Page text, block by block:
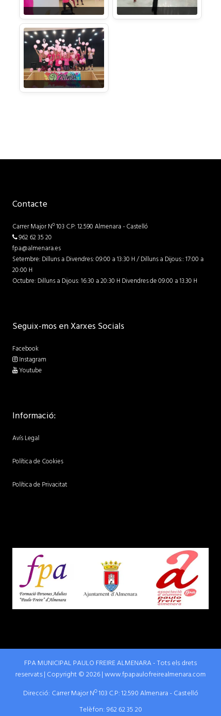
Contacte
Carrer Major Nº 103 C.P: 12.590 Almenara - Castelló
962 62 35 20
fpa@almenara.es
Setembre: Dilluns a Divendres: 09:00 a 13:30 H / Dilluns a Dijous:: 17:00 a
20:00 H
Octubre: Dilluns a Dijous: 16:30 a 20:30 H Divendres de 09:00 a 13.30 H
Seguix-mos en Xarxes Socials
Facebook
Instagram
Youtube
Informació:
Avís Legal
Política de Cookies
Política de Privacitat
FPA MUNICIPAL PAULO FREIRE ALMENARA - Tots els drets
reservats | Copyright © 2026 | www.fpapaulofreirealmenara.com
Direcció: Carrer Major Nº 103 C.P: 12.590 Almenara - Castelló
Telèfon: 962 62 35 20